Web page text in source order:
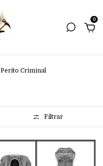
0
Perito Criminal
Filtrar